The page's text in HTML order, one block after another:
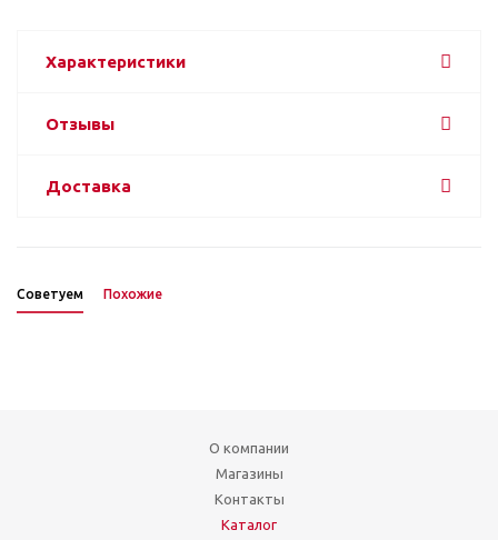
Характеристики
Отзывы
Доставка
Советуем Похожие
О компании
Магазины
Контакты
Каталог